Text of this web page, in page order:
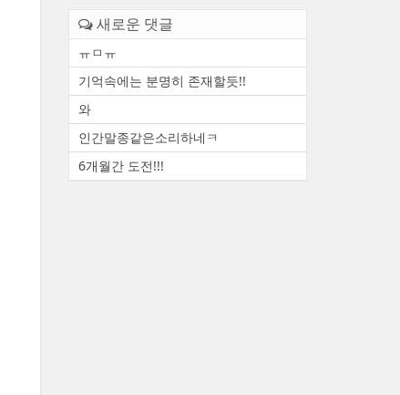
새로운 댓글
ㅠㅁㅠ
기억속에는 분명히 존재할듯!!
와
인간말종같은소리하네ㅋ
6개월간 도전!!!